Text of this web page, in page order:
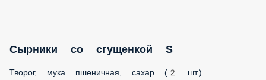
Сырники со сгущенкой S
Творог, мука пшеничная, сахар (2 шт.)